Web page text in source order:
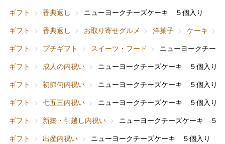
ギフト
香典返し
ニューヨークチーズケーキ ５個入り
ギフト
香典返し お取り寄せグルメ 洋菓子 ケーキ
ギフト
プチギフト スイーツ・フード
ニューヨークチー
ギフト
成人の内祝い
ニューヨークチーズケーキ ５個入り
ギフト
初節句内祝い
ニューヨークチーズケーキ ５個入り
ギフト
七五三内祝い
ニューヨークチーズケーキ ５個入り
ギフト
新築・引越し内祝い
ニューヨークチーズケーキ ５
ギフト
出産内祝い
ニューヨークチーズケーキ ５個入り